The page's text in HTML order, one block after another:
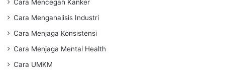
Cara Mencegah Kanker
Cara Menganalisis Industri
Cara Menjaga Konsistensi
Cara Menjaga Mental Health
Cara UMKM